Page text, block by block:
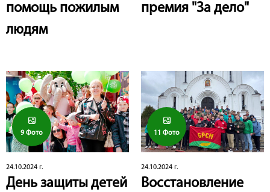
помощь пожилым
людям
премия "За дело"
9 Фото
24.10.2024 г.
День защиты детей
11 Фото
24.10.2024 г.
Восстановление